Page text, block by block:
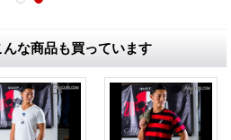
な商品も買っています